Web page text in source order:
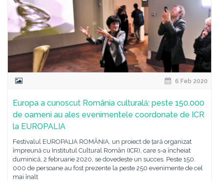
6 Feb 2020
Europa a cunoscut România culturală: peste 150.000
de oameni au ales evenimentele coordonate de ICR
la EUROPALIA
Festivalul EUROPALIA ROMÂNIA, un proiect de țară organizat
împreună cu Institutul Cultural Român (ICR), care s-a încheiat
duminică, 2 februarie 2020, se dovedește un succes. Peste 150.
000 de persoane au fost prezente la peste 250 evenimente de cel
mai înalt